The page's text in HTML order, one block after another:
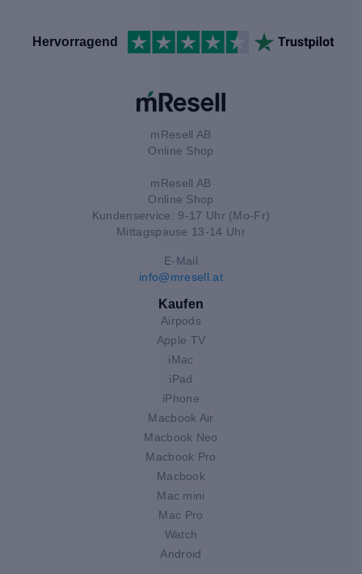
Hervorragend
mResell AB
Online Shop
mResell AB
Online Shop
Kundenservice: 9-17 Uhr (Mo-Fr)
Mittagspause 13-14 Uhr
E-Mail
info@mresell.at
Kaufen
Airpods
Apple TV
iMac
iPad
iPhone
Macbook Air
Macbook Neo
Macbook Pro
Macbook
Mac mini
Mac Pro
Watch
Android